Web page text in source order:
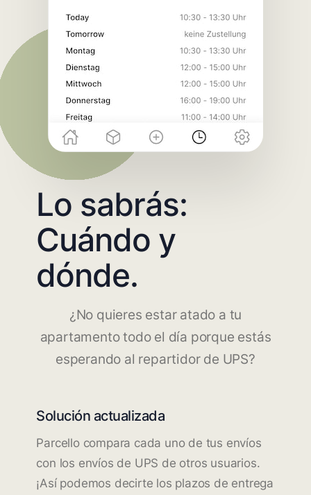
Lo sabrás:
Cuándo y
dónde.
¿No quieres estar atado a tu
apartamento todo el día porque estás
esperando al repartidor de UPS?
Solución actualizada
Parcello compara cada uno de tus envíos
con los envíos de UPS de otros usuarios.
¡Así podemos decirte los plazos de entrega